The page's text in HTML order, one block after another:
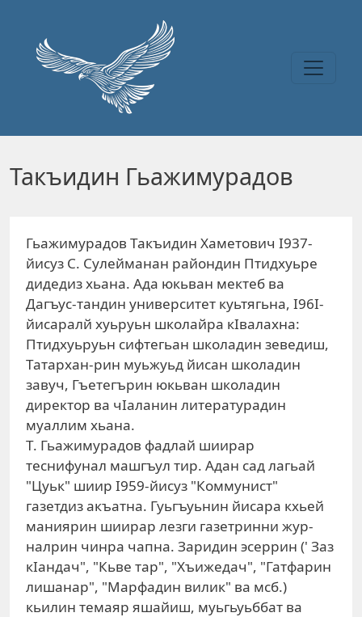
Такъидин Гьажимурадов
Гьажимурадов Такъидин Хаметович I937-
йисуз С. Сулейманан райондин Птидхуьре
дидедиз хьана. Ада юкьван мектеб ва
Дагъус-тандин университет куьтягьна, I96I-
йисаралй хуьруьн школайра кIвалахна:
Птидхуьруьн сифтегьан школадин зеведиш,
Татархан-рин муьжуьд йисан школадин
завуч, Гъетегърин юкьван школадин
директор ва чIаланин литературадин
муаллим хьана.
Т. Гьажимурадов фадлай шиирар
теснифунал машгъул тир. Адан сад лагьай
"Цуьк" шиир I959-йисуз "Коммунист"
газетдиз акъатна. Гуьгъуьнин йисара кхьей
маниярин шиирар лезги газетринни жур-
налрин чинра чапна. Заридин эсеррин (' Заз
кIандач", "Кьве тар", "Хъижедач", "Гатфарин
лишанар", "Марфадин вилик" ва мсб.)
кьилин темаяр яшайиш, муьгьуьббат ва